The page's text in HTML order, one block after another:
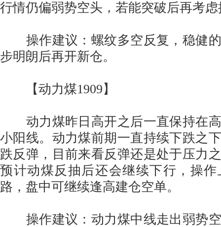
行情仍偏弱势空头，若能突破后再考
操作建议：螺纹多空反复，稳健的
步明朗后再开新仓。
【动力煤1909】
动力煤昨日高开之后一直保持在高
小阳线。动力煤前期一直持续下跌之
跌反弹，目前来看反弹还是处于压力
预计动煤反抽后还会继续下行，操
路，盘中可继续逢高建仓空单。
操作建议：动力煤中线走出弱势空